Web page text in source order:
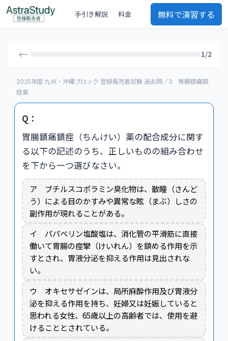
手引き解説 料金 無料で演習する
← 1/2
2025年度 九州・沖縄ブロック 登録販売者試験 過去問／3 胃腸鎮痛鎮
痙薬
Q：
胃腸鎮痛鎮痙（ちんけい）薬の配合成分に関す
る以下の記述のうち、正しいものの組み合わせ
を下から一つ選びなさい。
ア ブチルスコポラミン臭化物は、散瞳（さんど
う）による目のかすみや異常な眩（まぶ）しさの
副作用が現れることがある。
イ パパベリン塩酸塩は、消化管の平滑筋に直接
働いて胃腸の痙攣（けいれん）を鎮める作用を示
すとされ、胃液分泌を抑える作用は見出されな
い。
ウ オキセサゼインは、局所麻酔作用及び胃液分
泌を抑える作用を持ち、妊婦又は妊娠していると
思われる女性、65歳以上の高齢者では、使用を避
けることとされている。